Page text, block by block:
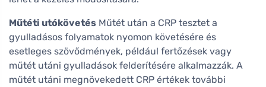
Műtéti utókövetés Műtét után a CRP tesztet a
gyulladásos folyamatok nyomon követésére és
esetleges szövődmények, például fertőzések vagy
műtét utáni gyulladások felderítésére alkalmazzák. A
műtét utáni megnövekedett CRP értékek további